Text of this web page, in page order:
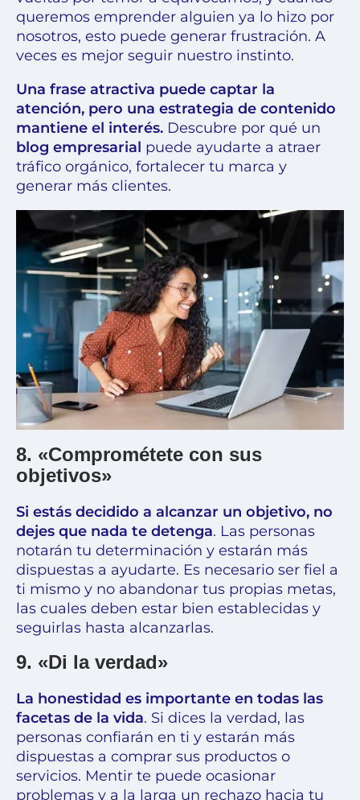
queremos emprender alguien ya lo hizo por
nosotros, esto puede generar frustración. A
veces es mejor seguir nuestro instinto.
Una frase atractiva puede captar la
atención, pero una estrategia de contenido
mantiene el interés. Descubre por qué un
blog empresarial puede ayudarte a atraer
tráfico orgánico, fortalecer tu marca y
generar más clientes.
8. «Comprométete con sus
objetivos»
Si estás decidido a alcanzar un objetivo, no
dejes que nada te detenga. Las personas
notarán tu determinación y estarán más
dispuestas a ayudarte. Es necesario ser fiel a
ti mismo y no abandonar tus propias metas,
las cuales deben estar bien establecidas y
seguirlas hasta alcanzarlas.
9. «Di la verdad»
La honestidad es importante en todas las
facetas de la vida. Si dices la verdad, las
personas confiarán en ti y estarán más
dispuestas a comprar sus productos o
servicios. Mentir te puede ocasionar
problemas y a la larga un rechazo hacia tu